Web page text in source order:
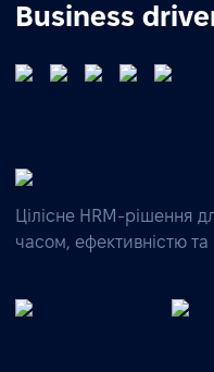
Business
Цілісне HRM-рішення
часом, ефективністю та